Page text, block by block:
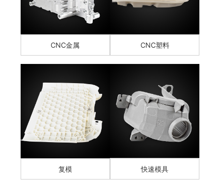
CNC金属 CNC塑料
复模 快速模具